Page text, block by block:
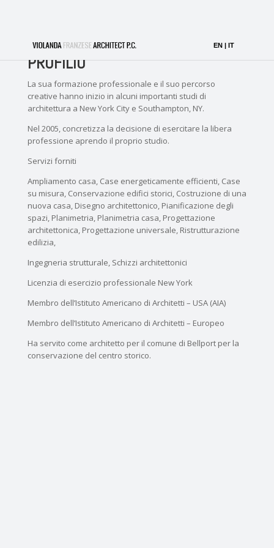
PROFILIO
La sua formazione professionale e il suo percorso
creative hanno inizio in alcuni importanti studi di
architettura a New York City e Southampton, NY.
Nel 2005, concretizza la decisione di esercitare la libera
professione aprendo il proprio studio.
Servizi forniti
Ampliamento casa, Case energeticamente efficienti, Case
su misura, Conservazione edifici storici, Costruzione di una
nuova casa, Disegno architettonico, Pianificazione degli
spazi, Planimetria, Planimetria casa, Progettazione
architettonica, Progettazione universale, Ristrutturazione
edilizia,
Ingegneria strutturale, Schizzi architettonici
Licenzia di esercizio professionale New York
Membro dell’Istituto Americano di Architetti – USA (AIA)
Membro dell’Istituto Americano di Architetti – Europeo
Ha servito come architetto per il comune di Bellport per la
conservazione del centro storico.